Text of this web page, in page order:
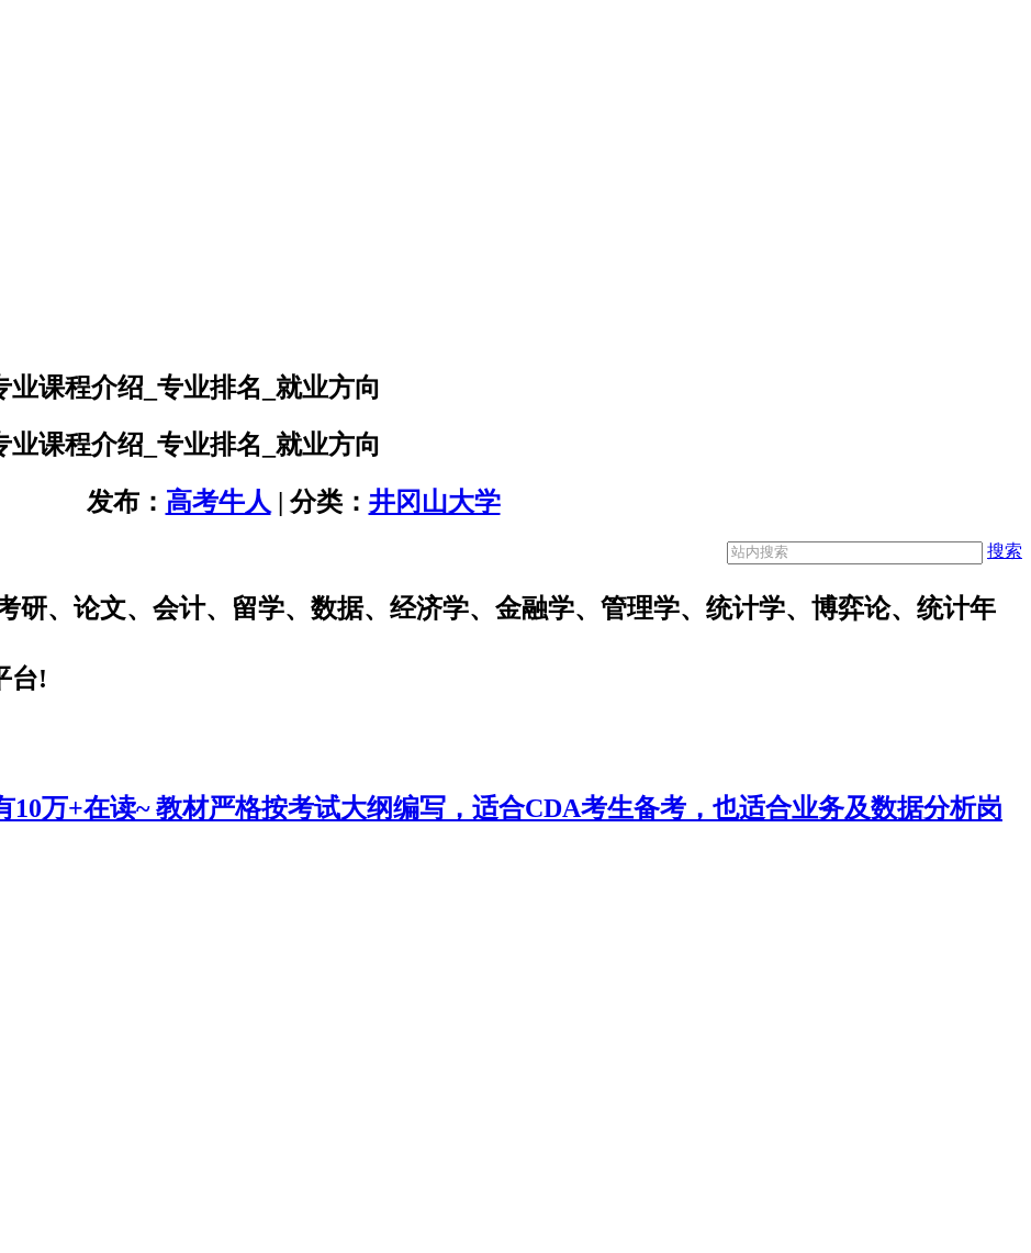
课程介绍_专业排名_就业方向
课程介绍_专业排名_就业方向
发布： 高考牛人 | 分类： 井冈山大学
搜索
研、论文、会计、留学、数据、经济学、金融学、管理学、统计学、博弈论、统计年
台!
万+在读~ 教材严格按考试大纲编写，适合CDA考生备考，也适合业务及数据分析岗